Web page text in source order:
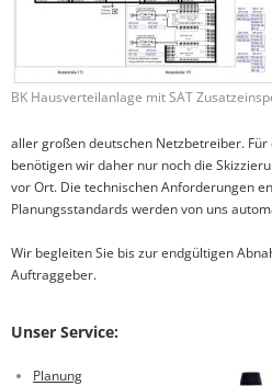
BK Hausverteilanlage mit SAT
aller großen deutschen Netzbetreiber.
benötigen wir daher nur noch die
vor Ort. Die technischen Anforderungen
Planungsstandards werden von uns
Wir begleiten Sie bis zur endgültigen
Auftraggeber.
Unser Service:
Planung